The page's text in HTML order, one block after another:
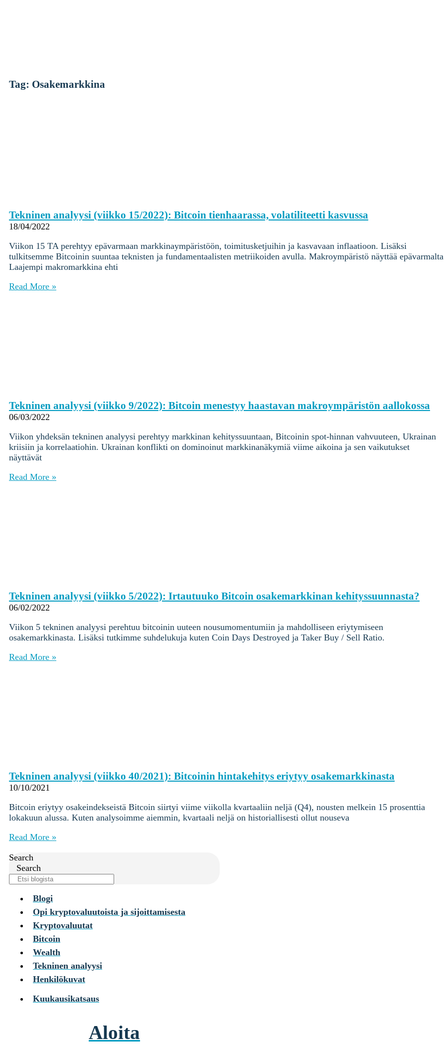
Kryptouutiset
Ohjekeskus
Kryptot
Palvelut
Yksityishenkilöille
Yritykselle
a
languageKirjaudu sisään tilillesi
Palvelut
Yksityisille
Kryptouutiset
Coinmotion Wealth ★
Kryptouutiset
Ohjekeskus
Suomi (FI)
Tag: Osakemarkkina
Tekninen analyysi (viikko 15/2022): Bitcoin tienhaarassa, volatiliteetti kasvussa
18/04/2022
Viikon 15 TA perehtyy epävarmaan markkinaympäristöön, toimitusketjuihin ja kasvavaan inflaatioon. Lisäksi
tulkitsemme Bitcoinin suuntaa teknisten ja fundamentaalisten metriikoiden avulla. Makroympäristö näyttää epävarmalta
Laajempi makromarkkina ehti
Read More »
Tekninen analyysi (viikko 9/2022): Bitcoin menestyy haastavan makroympäristön aallokossa
06/03/2022
Viikon yhdeksän tekninen analyysi perehtyy markkinan kehityssuuntaan, Bitcoinin spot-hinnan vahvuuteen, Ukrainan
kriisiin ja korrelaatiohin. Ukrainan konflikti on dominoinut markkinanäkymiä viime aikoina ja sen vaikutukset
näyttävät
Read More »
Tekninen analyysi (viikko 5/2022): Irtautuuko Bitcoin osakemarkkinan kehityssuunnasta?
06/02/2022
Viikon 5 tekninen analyysi perehtuu bitcoinin uuteen nousumomentumiin ja mahdolliseen eriytymiseen
osakemarkkinasta. Lisäksi tutkimme suhdelukuja kuten Coin Days Destroyed ja Taker Buy / Sell Ratio.
Read More »
Tekninen analyysi (viikko 40/2021): Bitcoinin hintakehitys eriytyy osakemarkkinasta
10/10/2021
Bitcoin eriytyy osakeindekseistä Bitcoin siirtyi viime viikolla kvartaaliin neljä (Q4), nousten melkein 15 prosenttia
lokakuun alussa. Kuten analysoimme aiemmin, kvartaali neljä on historiallisesti ollut nouseva
Read More »
Search
Search
Blogi
Opi kryptovaluutoista ja sijoittamisesta
Kryptovaluutat
Bitcoin
Wealth
Tekninen analyysi
Henkilökuvat
Kuukausikatsaus
Aloita